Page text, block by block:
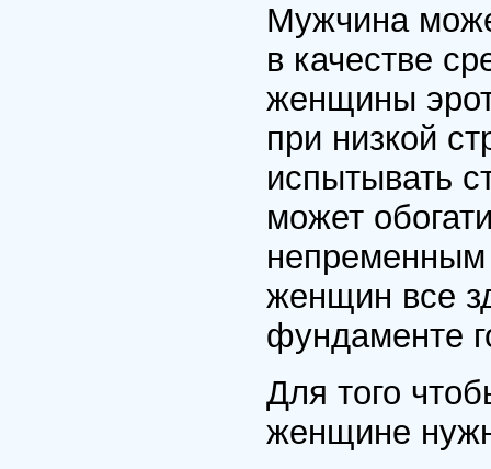
Мужчина
в качестве
женщины
при низкой
испытывать
может
непременным
женщин все
фундаменте
Для того
женщине